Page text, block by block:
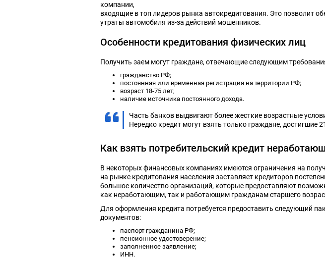
компании,
входящие в топ лидеров рынка автокредитования. Это позволит
утраты автомобиля из-за действий мошенников.
Особенности кредитования физических лиц
Получить заем могут граждане, отвечающие следующим
гражданство РФ;
постоянная или временная регистрация на территории РФ;
возраст 18-75 лет;
наличие источника постоянного дохода.
Часть банков выдвигают более жесткие возрастные
Нередко кредит могут взять только граждане, достигшие
Как взять потребительский кредит
В некоторых финансовых компаниях имеются ограничения на
на рынке кредитования населения заставляет кредиторов
большое количество организаций, которые предоставляют
как неработающим, так и работающим гражданам старшего
Для оформления кредита потребуется предоставить следующий
документов:
паспорт гражданина РФ;
пенсионное удостоверение;
заполненное заявление;
ИНН.